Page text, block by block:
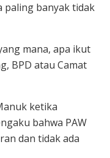
paling banyak tidak
mana, apa ikut
BPD atau Camat
ketika
bahwa PAW
dan tidak ada